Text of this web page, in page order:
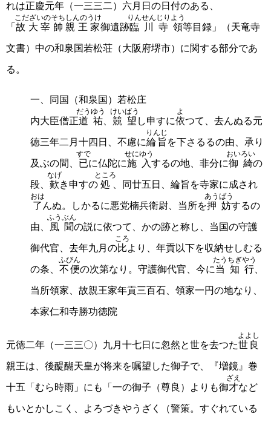
れは正慶元年（一三三二）六月日の日付のある、
「 故大宰帥親王家
こだざいのそちしんのうけ
御遺跡臨川寺領
りんせんじりよう
等目録」（天竜寺
文書）中の和泉国若松荘（大阪府堺市）に関する部分であ
る。
一、同国（和泉国）若松庄
内大臣僧正道祐
だうゆう
競望
けいばう
し申すに依
よ
つて、去んぬる元
徳三年二月十四日、不慮に綸旨
りんじ
を下さるるの由、承り
及ぶの間、 已
すで
に仏陀に施入
せにゆう
するの地、非分に御綺
おいろい
の
段、 歎
なげ
き申すの 処
ところ
、同廿五日、綸旨を寺家に成され
了
おは
んぬ。しかるに悪党楠兵衛尉、当所を押妨
あうばう
するの
由、 風聞
ふうぶん
の説に依つて、かの跡と称し、当国の守護
御代官、去年九月の比
ころ
より、年貢以下を収納せしむる
の条、 不便
ふびん
の次第なり。守護御代官、今に当知行
たうちぎやう
当所領家、故親王家年貢三百石、領家一円の地なり、
本家仁和寺勝功徳院
元徳二年（一三三〇）九月十七日に忽然と世を去つた世良
よよし
親王は、後醍醐天皇が将来を嘱望した御子で、『増鏡』巻
十五「むら時雨」にも「一の御子（尊良）よりも御才
ざえ
など
もいとかしこく、よろづきやうざく（警策。すぐれている